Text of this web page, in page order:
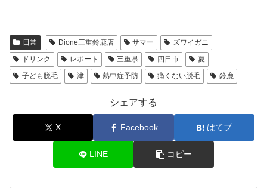
日常 Dione三重鈴鹿店 サマー
ズワイガニ
ドリンク
レポート 三重県 四日市
夏
子ども脱毛
津 熱中症予防 痛くない脱毛 鈴鹿
シェアする
X Facebook はてブ
LINE コピー